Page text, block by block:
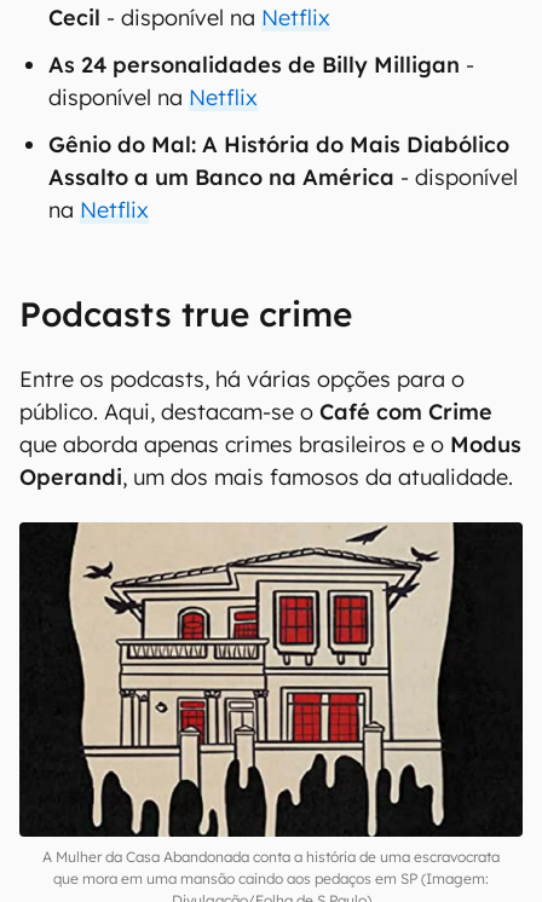
Cecil - disponível na Netflix
As 24 personalidades de Billy Milligan -
disponível na Netflix
Gênio do Mal: A História do Mais Diabólico
Assalto a um Banco na América - disponível
na Netflix
Podcasts true crime
Entre os podcasts, há várias opções para o
público. Aqui, destacam-se o Café com Crime
que aborda apenas crimes brasileiros e o Modus
Operandi, um dos mais famosos da atualidade.
A Mulher da Casa Abandonada conta a história de uma escravocrata
que mora em uma mansão caindo aos pedaços em SP (Imagem: